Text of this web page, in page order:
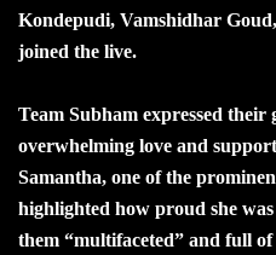
Kondepudi, Vamshidhar
joined the live.
Team Subham expressed
overwhelming love and
Samantha, one of the
highlighted how proud she
them “multifaceted” and full